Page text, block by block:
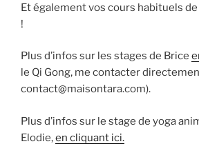
Et également vos cours habituels
!
Plus d’infos sur les stages de Brice
le Qi Gong, me contacter
contact@maisontara.com).
Plus d’infos sur le stage de yoga
Elodie,en cliquant ici.